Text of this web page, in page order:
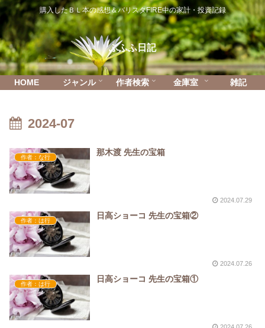
購入したＢＬ本の感想＆バリスタFIRE中の家計・投資記録
ふふふ日記
HOME ジャンル 作者検索 金庫室 雑記
2024-07
作者：な行
那木渡 先生の宝箱
2024.07.29
作者：は行
日高ショーコ 先生の宝箱②
2024.07.26
作者：は行
日高ショーコ 先生の宝箱①